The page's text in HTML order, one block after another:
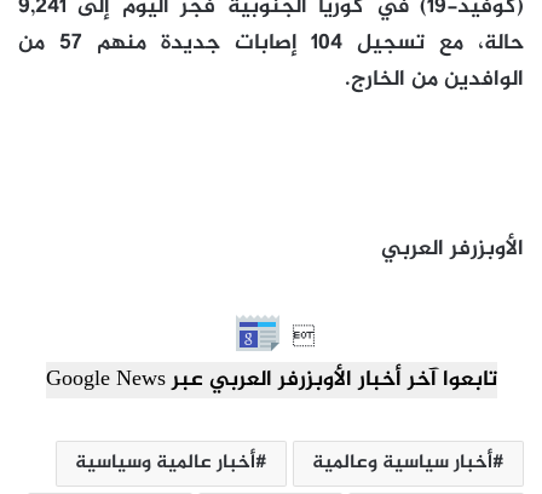
(كوفيد-19) في
كوريا الجنوبية
فجر اليوم إلى 9,241
حالة، مع تسجيل 104 إصابات جديدة منهم 57 من
الوافدين من الخارج.
الأوبزرفر العربي

تابعوا آخر أخبار الأوبزرفر العربي عبر Google News
أخبار سياسية وعالمية
أخبار عالمية وسياسية